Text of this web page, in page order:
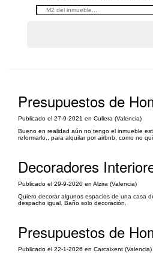
Presupuestos de
Publicado el 27-9-2021 en Cullera (Valencia)
Bueno en realidad aún no tengo el inmueble
reformarlo,, para alquilar por airbnb, como no
Decoradores
Publicado el 29-9-2020 en Alzira (Valencia)
Quiero decorar algunos espacios de una casa
despacho igual. Baño solo decoración.
Presupuestos de
Publicado el 22-1-2026 en Carcaixent (Valencia)